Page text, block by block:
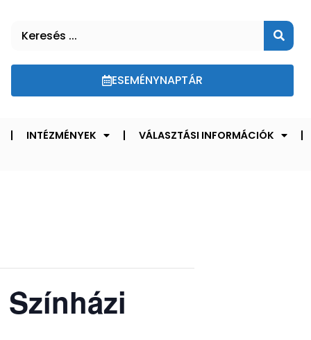
ESEMÉNYNAPTÁR
INTÉZMÉNYEK VÁLASZTÁSI INFORMÁCIÓK